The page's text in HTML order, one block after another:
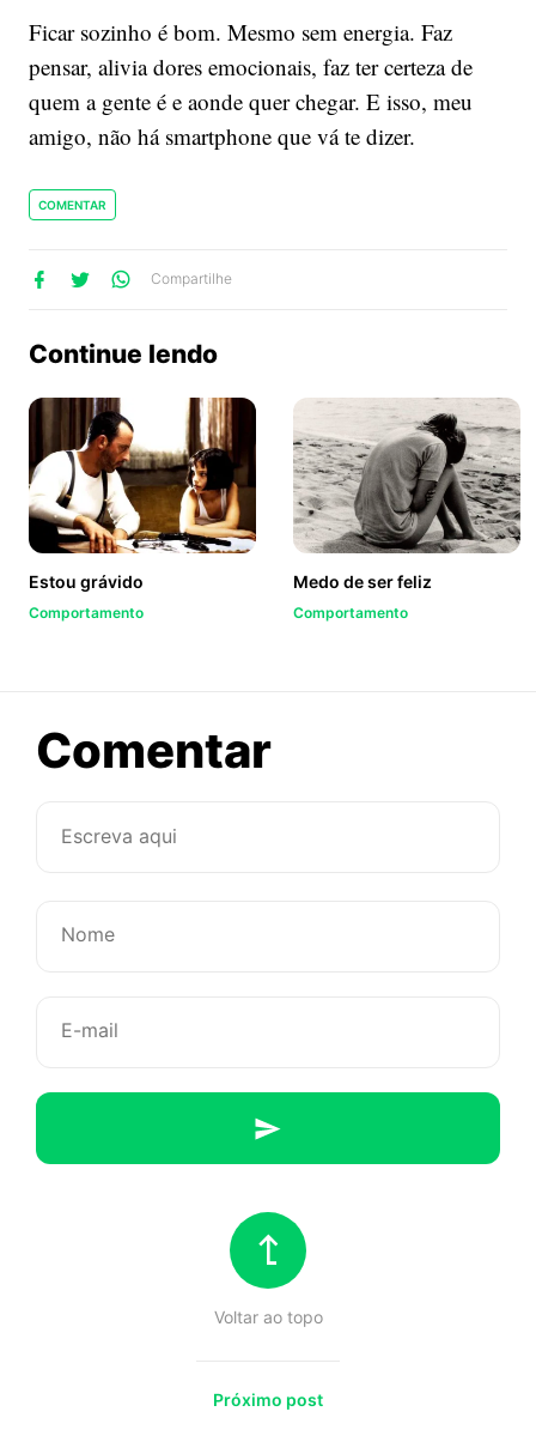
Ficar sozinho é bom. Mesmo sem energia. Faz
pensar, alivia dores emocionais, faz ter certeza de
quem a gente é e aonde quer chegar. E isso, meu
amigo, não há smartphone que vá te dizer.
COMENTAR
Compartilhe
Continue lendo
Estou grávido
Comportamento
Medo de ser feliz
Comportamento
Comentarsobre
tirou
de
você
–
e
só
Voltar ao topo
Próximo post